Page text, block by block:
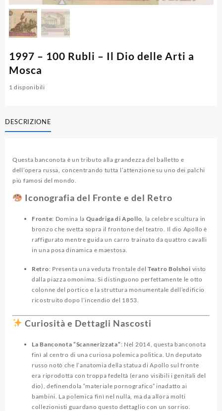
1997 – 100 Rubli – Il Dio delle Arti a
Mosca
1 disponibili
DESCRIZIONE
Questa banconota è un tributo alla grandezza del balletto e
dell’opera russa, concentrando tutta l’attenzione su uno dei palchi
più famosi del mondo.
Iconografia del Fronte e del Retro
Fronte: Domina la Quadriga di Apollo, la celebre scultura in
bronzo che svetta sopra il frontone del teatro. Il dio Apollo è
raffigurato mentre guida un carro trainato da quattro cavalli
in una posa dinamica e maestosa.
Retro: Presenta una veduta frontale del Teatro Bolshoi visto
dalla piazza omonima. Si distinguono perfettamente le otto
colonne del portico e la struttura monumentale dell’edificio
ricostruito dopo l’incendio del 1853.
Curiosità e Dettagli Nascosti
La Banconota “Scannerizzata”: Nel 2014, questa banconota
finì al centro di una curiosa polemica politica. Un deputato
russo notò che l’anatomia della statua di Apollo sul fronte
era riprodotta con troppa fedeltà (erano visibili i genitali del
dio), definendola “materiale pornografico” inadatto ai
bambini. La polemica finì nel nulla, ma da allora molti
collezionisti guardano questo dettaglio con un sorriso.